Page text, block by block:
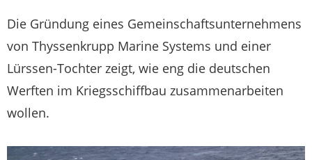
Die Gründung eines Gemeinschaftsunternehmens
von Thyssenkrupp Marine Systems und einer
Lürssen-Tochter zeigt, wie eng die deutschen
Werften im Kriegsschiffbau zusammenarbeiten
wollen.